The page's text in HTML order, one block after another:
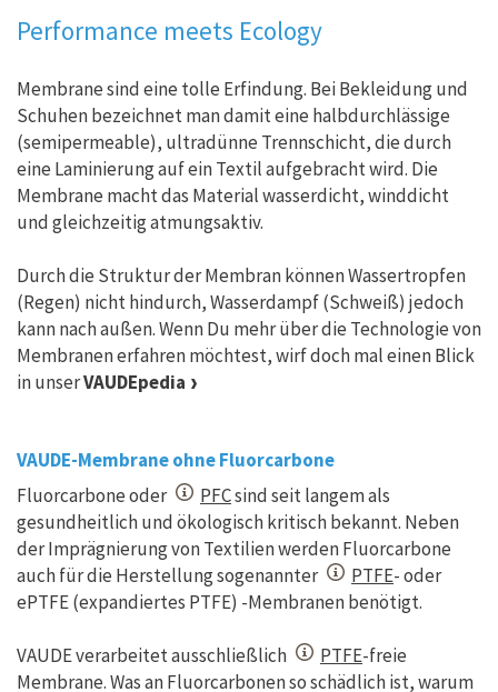
Performance meets Ecology
Membrane sind eine tolle Erfindung. Bei Bekleidung und
Schuhen bezeichnet man damit eine halbdurchlässige
(semipermeable), ultradünne Trennschicht, die durch
eine Laminierung auf ein Textil aufgebracht wird. Die
Membrane macht das Material wasserdicht, winddicht
und gleichzeitig atmungsaktiv.
Durch die Struktur der Membran können Wassertropfen
(Regen) nicht hindurch, Wasserdampf (Schweiß) jedoch
kann nach außen. Wenn Du mehr über die Technologie von
Membranen erfahren möchtest, wirf doch mal einen Blick
in unserVAUDEpedia
VAUDE-Membrane ohne Fluorcarbone
Fluorcarbone oder
PFCsind seit langem als
gesundheitlich und ökologisch kritisch bekannt. Neben
der Imprägnierung von Textilien werden Fluorcarbone
auch für die Herstellung sogenannter
PTFE- oder
ePTFE (expandiertes PTFE) -Membranen benötigt.
VAUDE verarbeitet ausschließlich PTFE-freie
Membrane. Was an Fluorcarbonen so schädlich ist, warum